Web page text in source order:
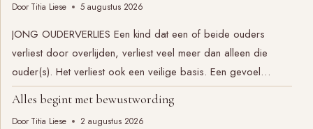
Door Titia Liese 5 augustus 2026
JONG OUDERVERLIES Een kind dat een of beide ouders
verliest door overlijden, verliest veel meer dan alleen die
ouder(s). Het verliest ook een veilige basis. Een gevoel…
Alles begint met bewustwording
Door Titia Liese 2 augustus 2026